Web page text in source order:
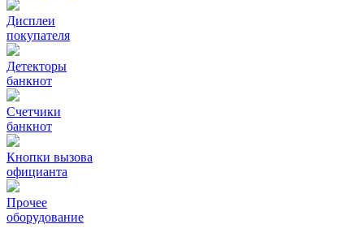
Дисплеи
покупателя
Детекторы
банкнот
Счетчики
банкнот
Кнопки вызова
официанта
Прочее
оборудование